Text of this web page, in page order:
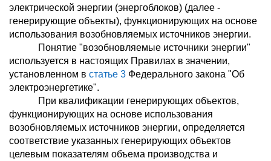
электрической энергии (энергоблоков) (далее -
генерирующие объекты), функционирующих на основе
использования возобновляемых источников энергии.
Понятие "возобновляемые источники энергии"
используется в настоящих Правилах в значении,
установленном в статье 3 Федерального закона "Об
электроэнергетике".
При квалификации генерирующих объектов,
функционирующих на основе использования
возобновляемых источников энергии, определяется
соответствие указанных генерирующих объектов
целевым показателям объема производства и